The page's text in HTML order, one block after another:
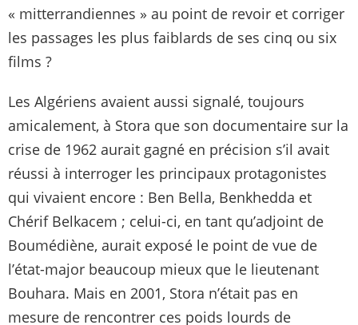
« mitterrandiennes » au point de revoir et corriger
les passages les plus faiblards de ses cinq ou six
films ?
Les Algériens avaient aussi signalé, toujours
amicalement, à Stora que son documentaire sur la
crise de 1962 aurait gagné en précision s’il avait
réussi à interroger les principaux protagonistes
qui vivaient encore : Ben Bella, Benkhedda et
Chérif Belkacem ; celui-ci, en tant qu’adjoint de
Boumédiène, aurait exposé le point de vue de
l’état-major beaucoup mieux que le lieutenant
Bouhara. Mais en 2001, Stora n’était pas en
mesure de rencontrer ces poids lourds de